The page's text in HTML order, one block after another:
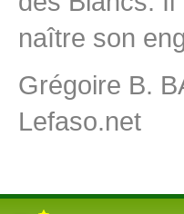
naître son
Grégoire B.
Lefaso.net